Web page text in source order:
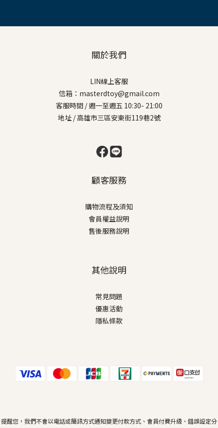
關於我們
LIN線上客服
信箱：masterdtoy@gmail.com
客服時間 / 週一至週五 10:30- 21:00
地址 / 高雄市三區安東街119巷2號
顧客服務
購物流程及須知
會員權益說明
售後服務說明
其他說明
常見問題
優惠活動
隱私條款
提醒您，我們不會以電話或簡訊方式通知變更付款方式、會員付費升級、錯誤設定分